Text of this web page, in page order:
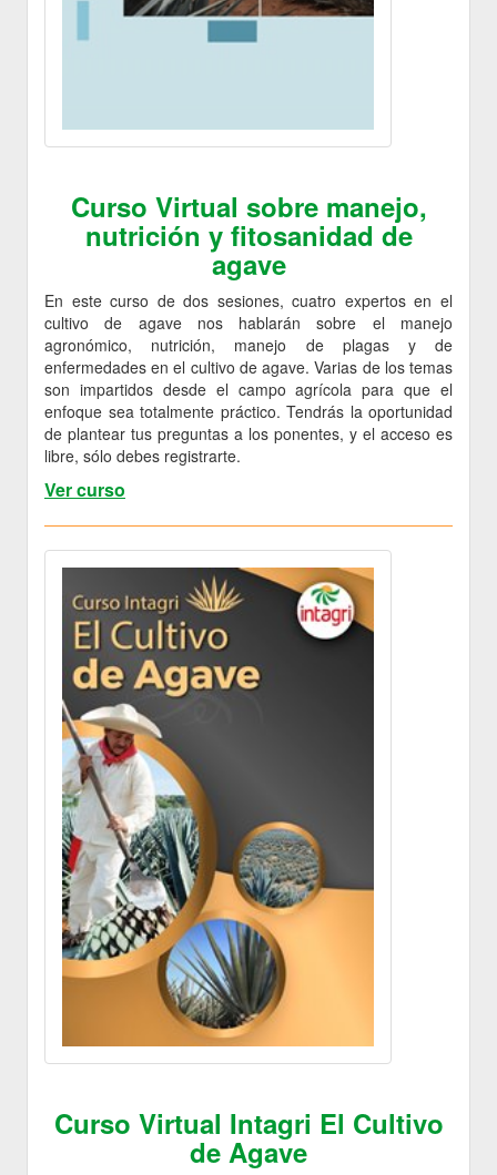
Curso Virtual sobre manejo,
nutrición y fitosanidad de
agave
En este curso de dos sesiones, cuatro expertos en el
cultivo de agave nos hablarán sobre el manejo
agronómico, nutrición, manejo de plagas y de
enfermedades en el cultivo de agave. Varias de los temas
son impartidos desde el campo agrícola para que el
enfoque sea totalmente práctico. Tendrás la oportunidad
de plantear tus preguntas a los ponentes, y el acceso es
libre, sólo debes registrarte.
Ver curso
Curso Virtual Intagri El Cultivo
de Agave